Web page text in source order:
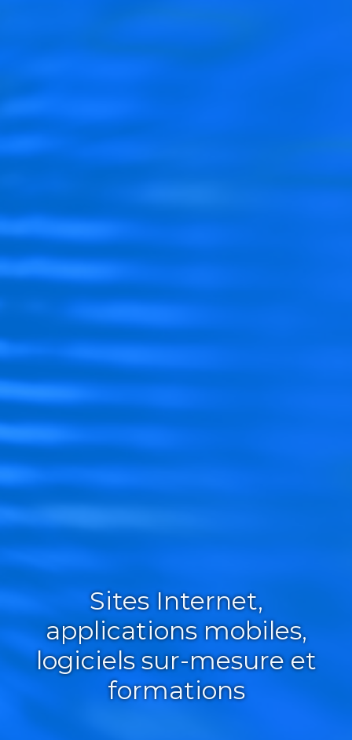
Sites Internet,
applications mobiles,
logiciels sur-mesure et
formations